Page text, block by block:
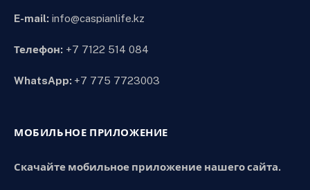
E-mail: info@caspianlife.kz
Телефон: +7 7122 514 084
WhatsApp: +7 775 7723003
МОБИЛЬНОЕ ПРИЛОЖЕНИЕ
Скачайте мобильное приложение нашего сайта.